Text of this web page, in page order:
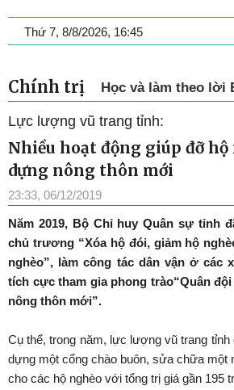
Thứ 7, 8/8/2026, 16:45
Chính trị Học và làm theo lời
Lực lượng vũ trang tỉnh:
Nhiều hoạt động giúp đỡ
dựng nông thôn mới
23:33, 06/12/2019
Năm 2019, Bộ Chỉ huy Quân sự tỉnh
chủ trương “Xóa hộ đói, giảm hộ
nghèo”, làm công tác dân vận ở các
tích cực tham gia phong trào“Quân
nông thôn mới”.
Cụ thể, trong năm, lực lượng vũ trang tỉnh
dựng một cổng chào buôn, sửa chữa một
cho các hộ nghèo với tổng trị giá gần 195